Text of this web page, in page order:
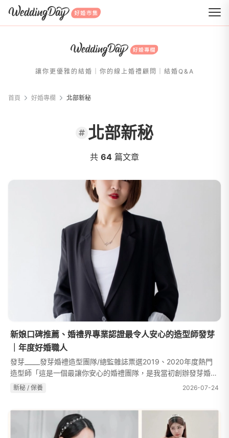
WeddingDay 好婚市集
讓你更優雅的結婚｜你的線上婚禮顧問｜結婚Q&A
首頁 好婚專欄 北部新秘
北部新秘
共 64 篇文章
新娘口碑推薦、婚禮界專業認證最令人安心的造型師發芽
｜年度好婚職人
發芽_____發芽婚禮造型團隊/總監雜誌票選2019、2020年度熱門
造型師「這是一個最讓你安心的婚禮團隊，是我當初創辦發芽婚禮
團隊，也是我本人貫徹的理念。每一個細節，都做到盡善盡美；每
新秘 / 保養 2026-07-24